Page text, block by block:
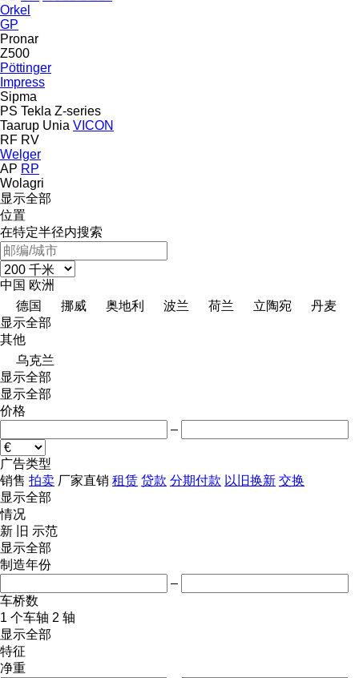
Orkel
GP
Pronar
Z500
Pöttinger
Impress
Sipma
PS Tekla Z-series
Taarup Unia VICON
RF RV
Welger
AP RP
Wolagri
显示全部
位置
在特定半径内搜索
中国 欧洲
德国
挪威 奥地利 波兰 荷兰 立陶宛
丹麦
显示全部
其他
乌克兰
显示全部
显示全部
价格
–
广告类型
销售 拍卖 厂家直销 租赁 贷款 分期付款 以旧换新 交换
显示全部
情况
新
旧 示范
显示全部
制造年份
–
车桥数
1 个车轴 2 轴
显示全部
特征
净重